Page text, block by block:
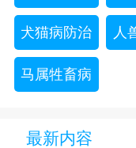
犬猫病防治 人
马属牲畜病
最新内容